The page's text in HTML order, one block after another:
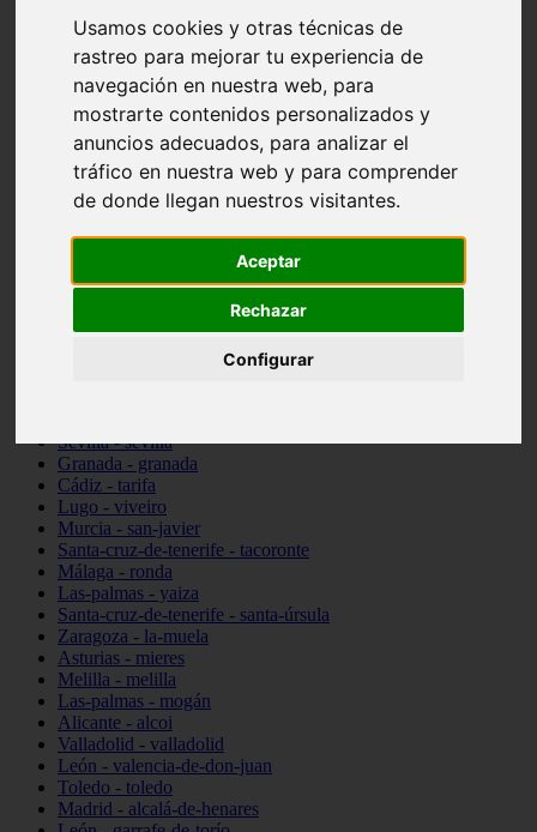
Usamos cookies y otras técnicas de
rastreo para mejorar tu experiencia de
navegación en nuestra web, para
mostrarte contenidos personalizados y
anuncios adecuados, para analizar el
tráfico en nuestra web y para comprender
de donde llegan nuestros visitantes.
Aceptar
Rechazar
Configurar
vocabulario de cocina
Madrid - pozuelo-de-alarcón
Teruel - sarrión
Cádiz - algodonales
Illes-balears - inca
Madrid - madrid
Málaga - torremolinos
Asturias - oviedo
Cádiz - el-puerto-de-santa-maría
Toledo - illescas
Málaga - marbella
Barcelona - barcelona
Sevilla - sevilla
Granada - granada
Cádiz - tarifa
Lugo - viveiro
Murcia - san-javier
Santa-cruz-de-tenerife - tacoronte
Málaga - ronda
Las-palmas - yaiza
Santa-cruz-de-tenerife - santa-úrsula
Zaragoza - la-muela
Asturias - mieres
Melilla - melilla
Las-palmas - mogán
Alicante - alcoi
Valladolid - valladolid
León - valencia-de-don-juan
Toledo - toledo
Madrid - alcalá-de-henares